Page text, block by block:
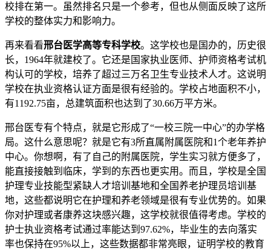
校排在第一。虽然排名只是一个参考，但也从侧面反映了这所
学校的整体实力和影响力。
再来看看邢台医学高等专科学校。这学校也是国办的，历史很
长，1964年就建校了。它还是国家执业医师、护师资格考试机
构认可的学校，培养了超过三万名卫生专业技术人才。这说明
学校在执业资格认证方面是很有经验的。学校占地面积不小，
有1192.75亩，总建筑面积也达到了30.66万平方米。
邢台医专有个特点，就是它形成了“一校三院一中心”的办学格
局。这什么意思呢？就是它有3所直属附属医院和1个老年养护
中心。你想啊，有了自己的附属医院，学生实习就方便多了，
能直接接触到临床，学到的东西也更实用。而且，学校是全国
护理专业技能型紧缺人才培训基地和全国养老护理员培训基
地，这些都说明它在护理和养老领域是很有专业优势的。如果
你对护理或者康养这块感兴趣，这学校就很值得考虑。学校的
护士执业资格考试通过率能达到97.62%，毕业生的去向落实
率也保持在95%以上，这些数据都非常亮眼，证明学校的教育